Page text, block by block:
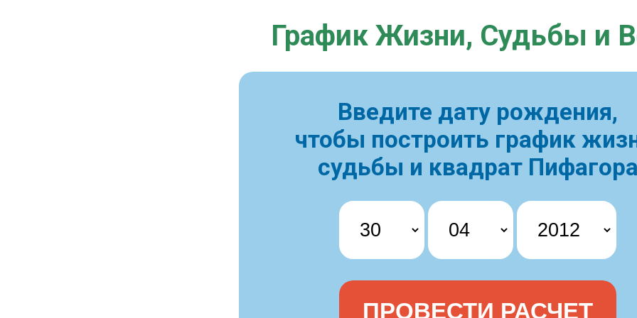
График Жизни, Судьбы и
Введите дату рождения,
чтобы построить график
судьбы и квадрат Пифагора
ПРОВЕСТИ РАСЧЕТ